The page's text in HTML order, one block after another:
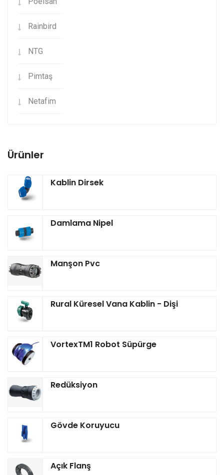
Rainbird
NTG
Pimtaş
Netafim
Ürünler
Kablin Dirsek
Damlama Nipel
Manşon Pvc
Rural Küresel Vana Kablin - Dişi
VortexTM1 Robot Süpürge
Redüksiyon
Gövde Koruyucu
Açık Flanş